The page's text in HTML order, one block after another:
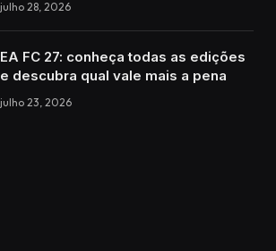
julho 28, 2026
EA FC 27: conheça todas as edições
e descubra qual vale mais a pena
julho 23, 2026